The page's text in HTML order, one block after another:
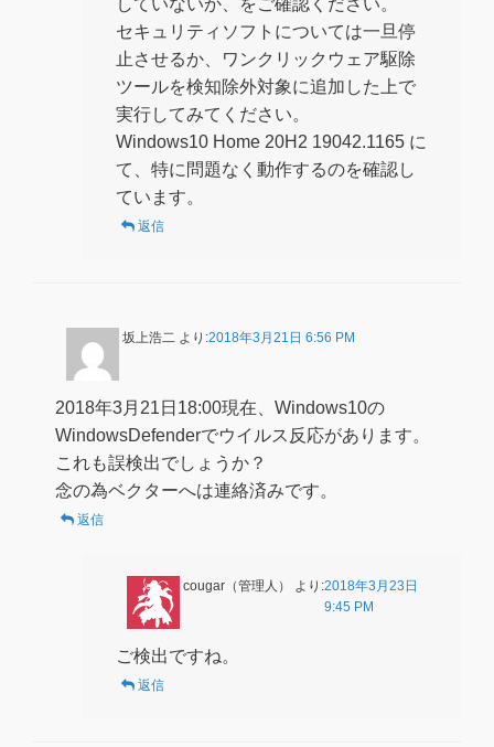
セキュリティソフトについては一旦停
止させるか、ワンクリックウェア駆除
ツールを検知除外対象に追加した上で
実行してみてください。
Windows10 Home 20H2 19042.1165 に
て、特に問題なく動作するのを確認し
ています。
返信
坂上浩二 より:2018年3月21日 6:56 PM
2018年3月21日18:00現在、Windows10の
WindowsDefenderでウイルス反応があります。
これも誤検出でしょうか？
念の為ベクターへは連絡済みです。
返信
cougar（管理人） より:2018年3月23日
9:45 PM
ご検出ですね。
返信